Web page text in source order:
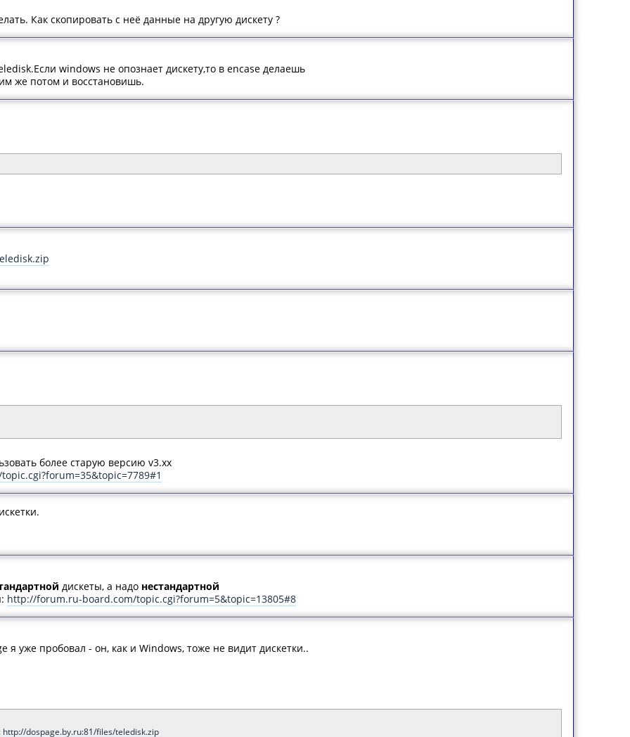
Как скопировать с неё данные на другую дискету ?
windows не опознает дискету,то в encase делаешь
же потом и восстановишь.
более старую версию v3.xx
дискеты, а надо нестандартной
http://forum.ru-board.com/topic.cgi?forum=5&topic=13805#8
я уже пробовал - он, как и Windows, тоже не видит дискетки..
http://dospage.by.ru:81/files/teledisk.zip